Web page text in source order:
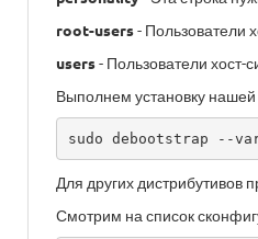
root-users- Пользователи
users- Пользователи хост-
Выполнем установку
sudo debootstrap --
Для других дистрибутивов
Смотрим на список